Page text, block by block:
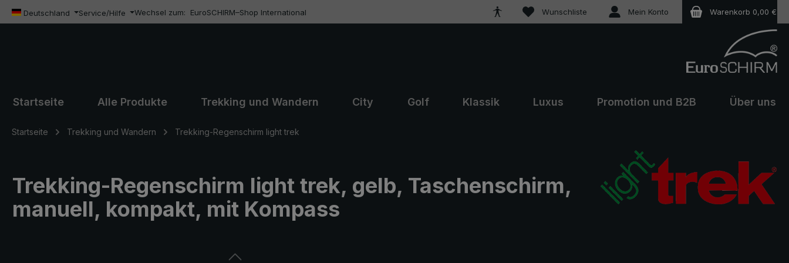
Hauptinhalt springen
Zur Suche springen
Zur Hauptnavigation springen
Deutschland Service/Hilfe Wechsel zum: EuroSCHIRM–Shop International Wunschliste Du hast 0 Produkte auf dem Merkzettel
Mein Konto Warenkorb 0,00 €
Startseite Alle Produkte Trekking und Wandern City Golf Klassik Luxus Promotion und B2B Über uns
Startseite Trekking und Wandern Trekking-Regenschirm light trek
Trekking-Regenschirm light trek, gelb, Taschenschirm,
manuell, kompakt, mit Kompass